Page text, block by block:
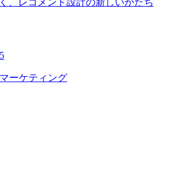
、レコメンド設計の新しいかたち
ーケティング